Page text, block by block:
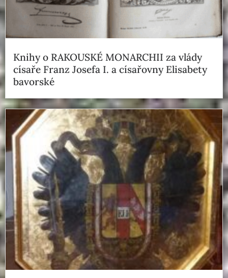
Knihy o RAKOUSKÉ MONARCHII za vlády
císaře Franz Josefa I. a císařovny Elisabety
bavorské